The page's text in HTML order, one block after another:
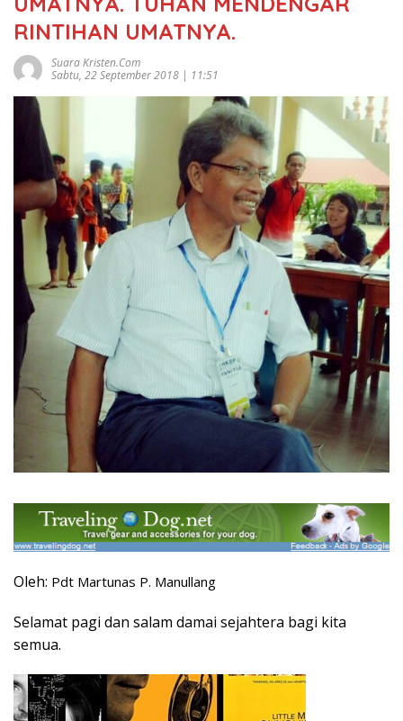
RINTIHAN UMATNYA.
Suara Kristen.com
Sabtu, 22 September 2018 | 11:51
Oleh: Pdt Martunas P. Manullang
Selamat pagi dan salam damai sejahtera bagi kita
semua.